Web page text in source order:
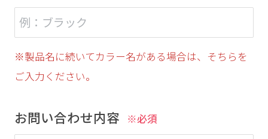
※製品名に続いてカラー名がある場合は、そちらを
ご入力ください。
お問い合わせ内容 ※必須